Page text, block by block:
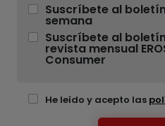
Suscríbete al
semana
Suscríbete al
revista mensual
Consumer
He leído y acepto las